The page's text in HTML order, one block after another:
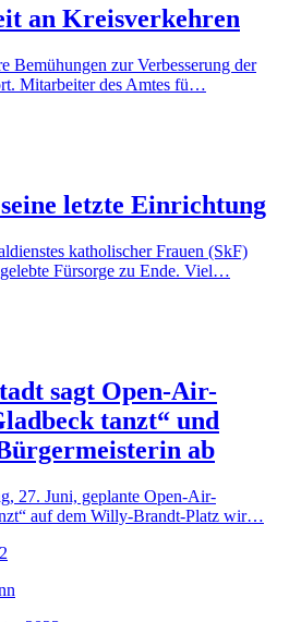
an Kreisverkehren
Bemühungen zur Verbesserung der
Mitarbeiter des Amtes fü…
letzte Einrichtung
katholischer Frauen (SkF)
Fürsorge zu Ende. Viel…
sagt Open-Air-
tanzt“ und
ab
27. Juni, geplante Open-Air-
auf dem Willy-Brandt-Platz wir…